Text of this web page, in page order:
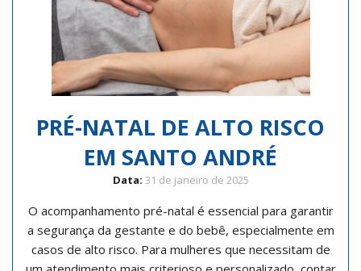
PRÉ-NATAL DE ALTO RISCO
EM SANTO ANDRÉ
Data: 31 de janeiro de 2025
O acompanhamento pré-natal é essencial para garantir
a segurança da gestante e do bebê, especialmente em
casos de alto risco. Para mulheres que necessitam de